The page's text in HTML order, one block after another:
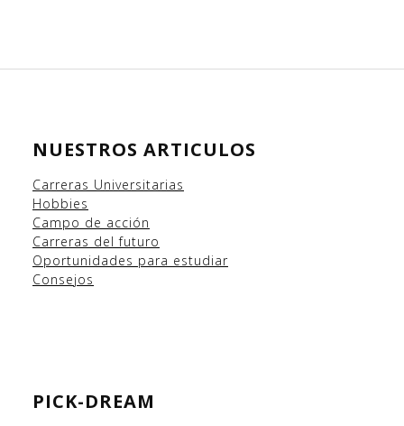
NUESTROS ARTICULOS
Carreras Universitarias
Hobbies
Campo de acción
Carreras del futuro
Oportunidades para estudiar
Consejos
PICK-DREAM